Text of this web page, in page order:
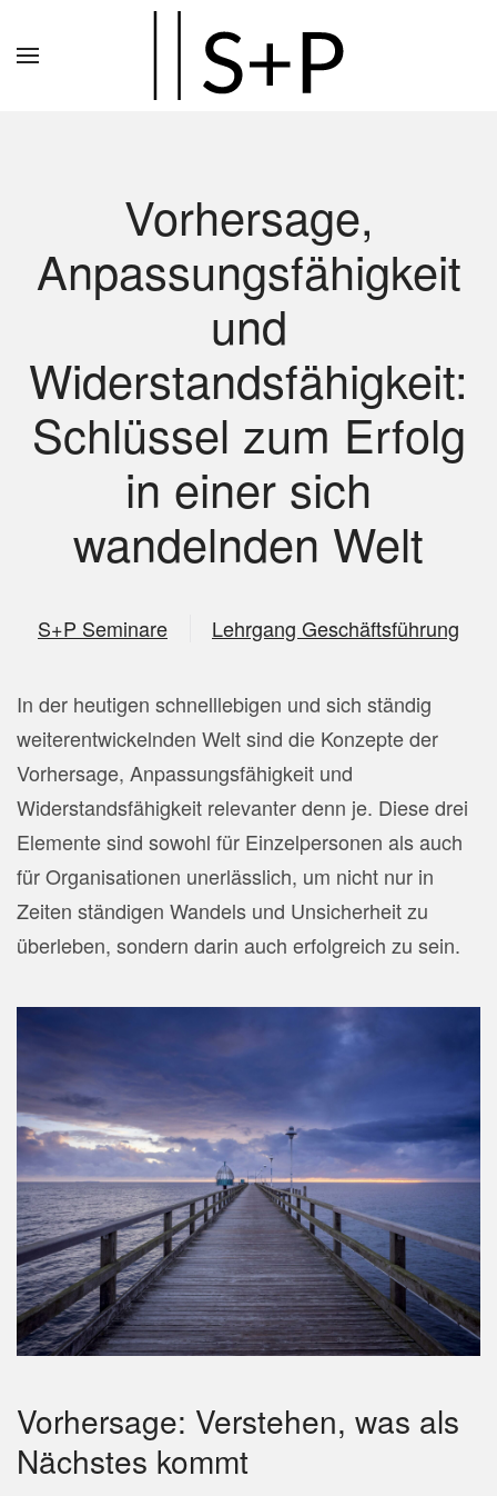
Vorhersage,
Anpassungsfähigkeit
und
Widerstandsfähigkeit:
Schlüssel zum Erfolg
in einer sich
wandelnden Welt
S+P Seminare Lehrgang Geschäftsführung
In der heutigen schnelllebigen und sich ständig
weiterentwickelnden Welt sind die Konzepte der
Vorhersage, Anpassungsfähigkeit und
Widerstandsfähigkeit relevanter denn je. Diese drei
Elemente sind sowohl für Einzelpersonen als auch
für Organisationen unerlässlich, um nicht nur in
Zeiten ständigen Wandels und Unsicherheit zu
überleben, sondern darin auch erfolgreich zu sein.
Vorhersage: Verstehen, was als
Nächstes kommt